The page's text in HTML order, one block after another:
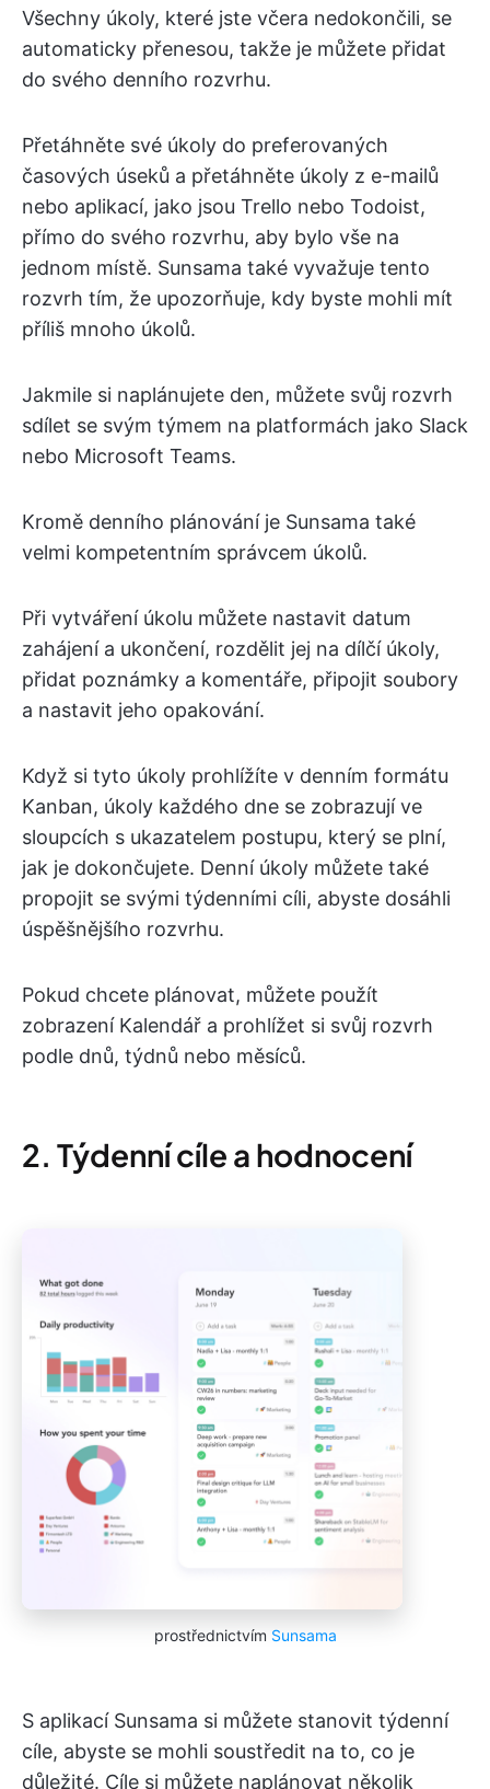
Všechny úkoly, které jste včera nedokončili, se
automaticky přenesou, takže je můžete přidat
do svého denního rozvrhu.
Přetáhněte své úkoly do preferovaných
časových úseků a přetáhněte úkoly z e-mailů
nebo aplikací, jako jsou Trello nebo Todoist,
přímo do svého rozvrhu, aby bylo vše na
jednom místě. Sunsama také vyvažuje tento
rozvrh tím, že upozorňuje, kdy byste mohli mít
příliš mnoho úkolů.
Jakmile si naplánujete den, můžete svůj rozvrh
sdílet se svým týmem na platformách jako Slack
nebo Microsoft Teams.
Kromě denního plánování je Sunsama také
velmi kompetentním správcem úkolů.
Při vytváření úkolu můžete nastavit datum
zahájení a ukončení, rozdělit jej na dílčí úkoly,
přidat poznámky a komentáře, připojit soubory
a nastavit jeho opakování.
Když si tyto úkoly prohlížíte v denním formátu
Kanban, úkoly každého dne se zobrazují ve
sloupcích s ukazatelem postupu, který se plní,
jak je dokončujete. Denní úkoly můžete také
propojit se svými týdenními cíli, abyste dosáhli
úspěšnějšího rozvrhu.
Pokud chcete plánovat, můžete použít
zobrazení Kalendář a prohlížet si svůj rozvrh
podle dnů, týdnů nebo měsíců.
2. Týdenní cíle a hodnocení
prostřednictvím Sunsama
S aplikací Sunsama si můžete stanovit týdenní
cíle, abyste se mohli soustředit na to, co je
důležité. Cíle si můžete naplánovat několik